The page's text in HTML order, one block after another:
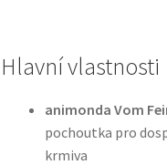
Hlavní vlastnosti
animonda Vom
pochoutka pro
krmiva